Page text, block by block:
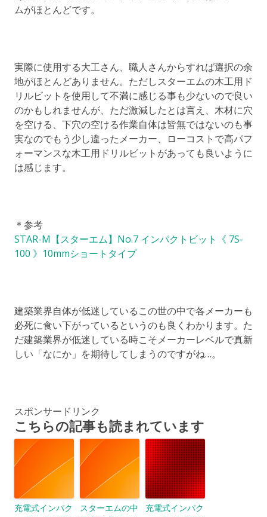
ムがほとんどです。
実際に使用する大工さん、職人さんからすれば選択の余
地がほとんどありません。ただしスターエムの木工用ド
リルビットを使用して不満に感じる事も少ないので良い
のかもしれませんが、ただ激減したとは言え、木材に穴
を空ける、下穴の空ける作業自体は皆無ではないのも事
実なのでもう少し違ったメーカー、ローコストで高パフ
ォーマンスな木工用ドリルビットがあっても良いように
は感じます。
＊参考
STAR-M【スターエム】No.7 インパクトビット《 7S-
100 》10mmショートタイプ
建築業界自体が低迷しているこの世の中で各メーカーも
必死に食い下がっているというのも良くわかります。た
だ建築業界が低迷している時こそメーカーレベルで真新
しい「なにか」を期待してしまうのですがね…。
スポンサードリンク
こちらの記事も読まれています
充電式インパク
スターエムの中
充電式インパク